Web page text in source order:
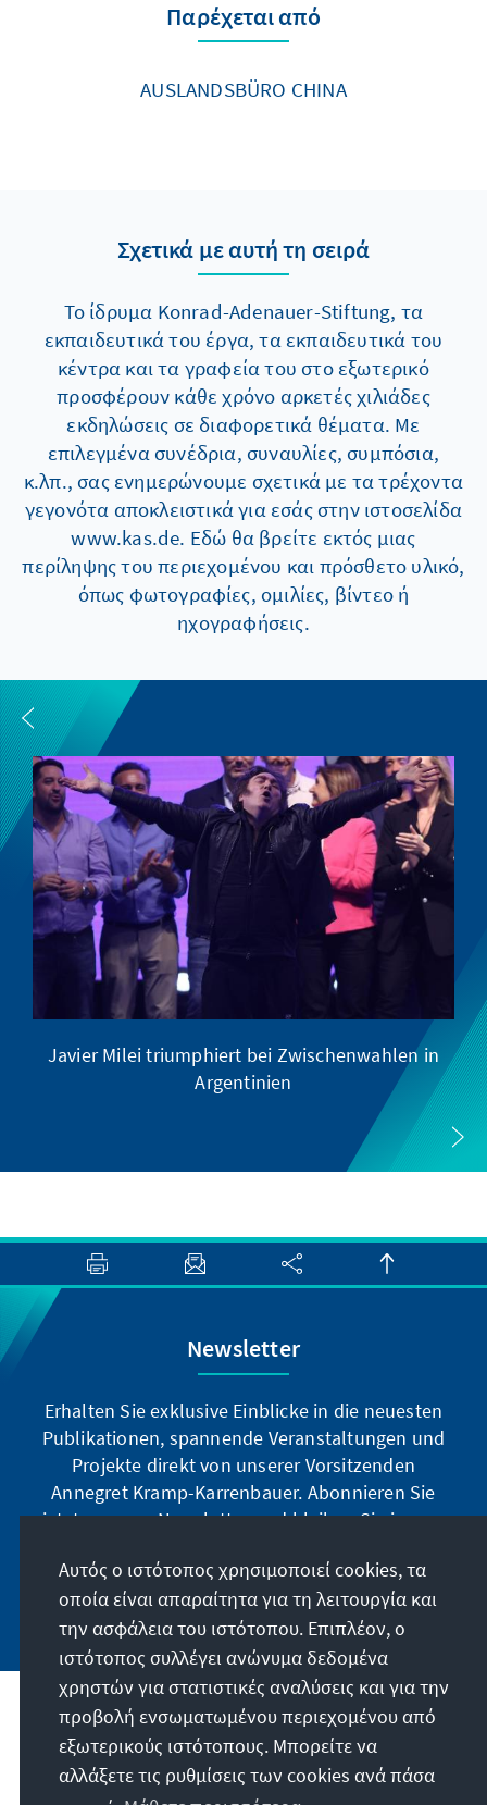
Παρέχεται από
AUSLANDSBÜRO CHINA
Σχετικά με αυτή τη σειρά
Το ίδρυμα Konrad-Adenauer-Stiftung, τα
εκπαιδευτικά του έργα, τα εκπαιδευτικά του
κέντρα και τα γραφεία του στο εξωτερικό
προσφέρουν κάθε χρόνο αρκετές χιλιάδες
εκδηλώσεις σε διαφορετικά θέματα. Με
επιλεγμένα συνέδρια, συναυλίες, συμπόσια,
κ.λπ., σας ενημερώνουμε σχετικά με τα τρέχοντα
γεγονότα αποκλειστικά για εσάς στην ιστοσελίδα
www.kas.de. Εδώ θα βρείτε εκτός μιας
περίληψης του περιεχομένου και πρόσθετο υλικό,
όπως φωτογραφίες, ομιλίες, βίντεο ή
ηχογραφήσεις.
Javier Milei triumphiert bei Zwischenwahlen in
Argentinien
Newsletter
Erhalten Sie exklusive Einblicke in die neuesten
Publikationen, spannende Veranstaltungen und
Projekte direkt von unserer Vorsitzenden
Annegret Kramp-Karrenbauer. Abonnieren Sie
jetzt unseren Newsletter und bleiben Sie immer
Jetzt abonnieren
Την παραγγελία μας
Επικοινωνία
Αυτός ο ιστότοπος χρησιμοποιεί cookies, τα
οποία είναι απαραίτητα για τη λειτουργία και
την ασφάλεια του ιστότοπου. Επιπλέον, ο
ιστότοπος συλλέγει ανώνυμα δεδομένα
χρηστών για στατιστικές αναλύσεις και για την
προβολή ενσωματωμένου περιεχομένου από
εξωτερικούς ιστότοπους. Μπορείτε να
αλλάξετε τις ρυθμίσεις των cookies ανά πάσα